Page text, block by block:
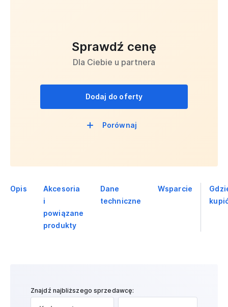
Sprawdź cenę
Dla Ciebie u partnera
Dodaj do oferty
Porównaj
Opis
Akcesoria
i
powiązane
produkty
Dane
techniczne
Wsparcie
Znajdź najbliższego sprzedawcę: